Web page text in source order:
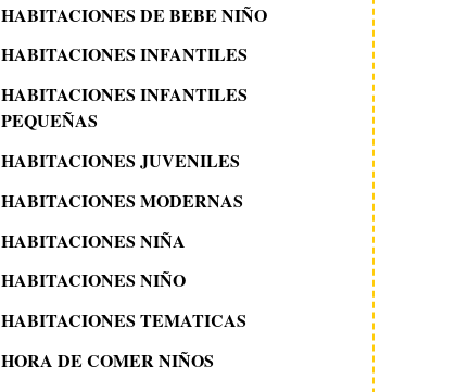
HABITACIONES DE BEBE NIÑO
HABITACIONES INFANTILES
HABITACIONES INFANTILES
PEQUEÑAS
HABITACIONES JUVENILES
HABITACIONES MODERNAS
HABITACIONES NIÑA
HABITACIONES NIÑO
HABITACIONES TEMATICAS
HORA DE COMER NIÑOS